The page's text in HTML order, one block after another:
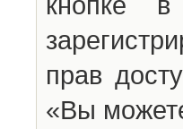
прав
«Вы